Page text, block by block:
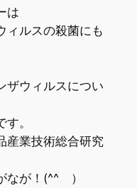
は
ルスの殺菌にも
ザウィルスについ
。
業技術総合研究
が！(^^ゞ）